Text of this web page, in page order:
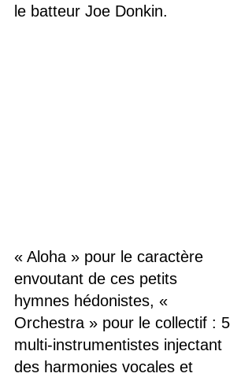
le batteur Joe Donkin.
« Aloha » pour le caractère
envoutant de ces petits
hymnes hédonistes, «
Orchestra » pour le collectif : 5
multi-instrumentistes injectant
des harmonies vocales et